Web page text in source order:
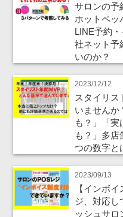
サロンの予
ホットペッ
LINE予約
社ネット予
いのか？
2023/12/12
スタイリス
いませんか
も？」「
も？」多店
つの数字と
2023/09/13
【インボ
ジ、対応し
ッシュサロ